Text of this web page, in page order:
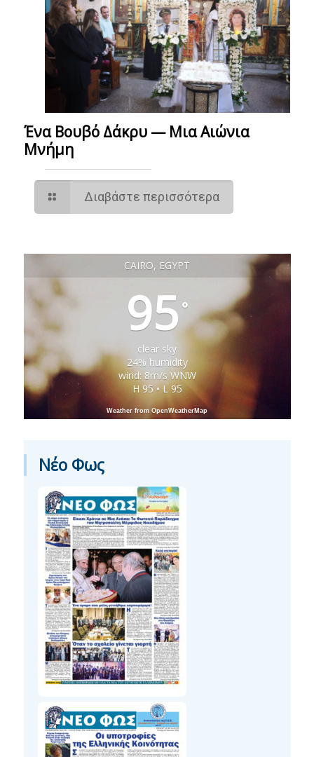
Ένα Βουβό Δάκρυ — Μια Αιώνια
Μνήμη
Διαβάστε περισσότερα
CAIRO, EGYPT
95 °
clear sky
24% humidity
wind: 8m/s WNW
H 95 • L 95
Weather from OpenWeatherMap
Νέο Φως